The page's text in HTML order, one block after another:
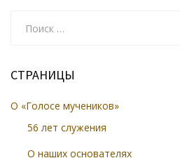
СТРАНИЦЫ
О «Голосе мучеников»
56 лет служения
О наших основателях